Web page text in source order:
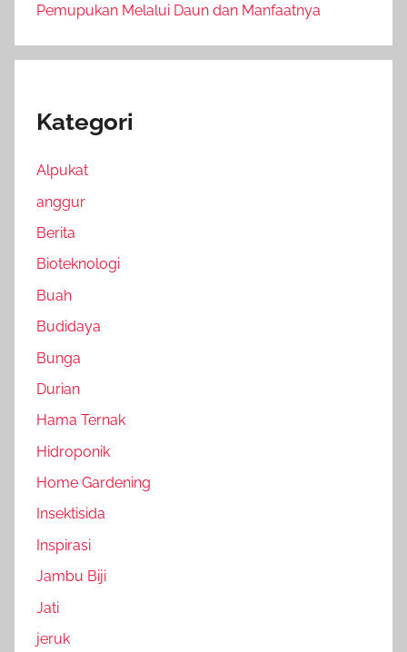
Pemupukan Melalui Daun dan Manfaatnya
Kategori
Alpukat
anggur
Berita
Bioteknologi
Buah
Budidaya
Bunga
Durian
Hama Ternak
Hidroponik
Home Gardening
Insektisida
Inspirasi
Jambu Biji
Jati
jeruk